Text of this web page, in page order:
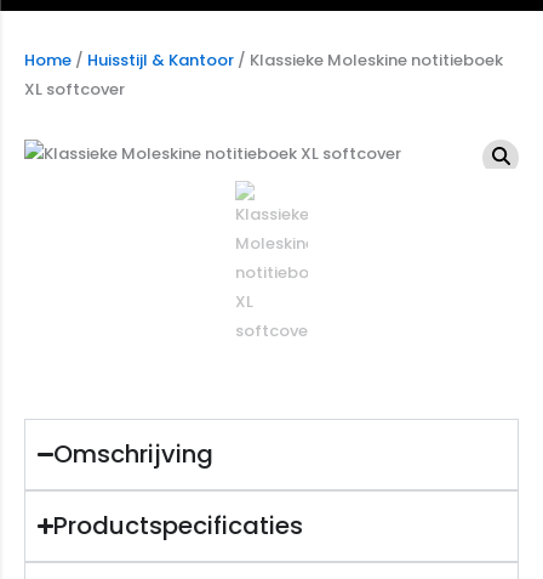
Bekijk ons aanbod.
Speciaal verzoek? We maken graag een offerte die
Home / Huisstijl & Kantoor / Klassieke Moleskine notitieboek
XL softcover
Omschrijving
Productspecificaties